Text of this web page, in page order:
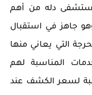
دله من أهم
وهو جاهز في استقبال
التي يعاني منها
المناسبة لهم
لسعر الكشف عند